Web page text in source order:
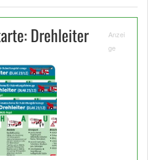
Drehleiter
Anzei
ge